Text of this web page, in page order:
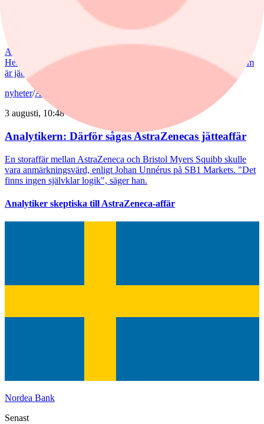
Förvaltaren om Astra-affären: ”Ingen
som är jättetaggad"
AstraZenecas eventuella jätteaffär mottas negativt av marknaden.
HealthInvest-förvaltaren Ellinor Hult delar sentimentet: ”Ingen som
är jättetaggad”.
nyheter/Astra Zeneca
3 augusti, 10:48
Analytikern: Därför sågas AstraZenecas jätteaffär
En storaffär mellan AstraZeneca och Bristol Myers Squibb skulle
vara anmärkningsvärd, enligt Johan Unnérus på SB1 Markets. "Det
finns ingen självklar logik", säger han.
Analytiker skeptiska till AstraZeneca-affär
Nordea Bank
Senast